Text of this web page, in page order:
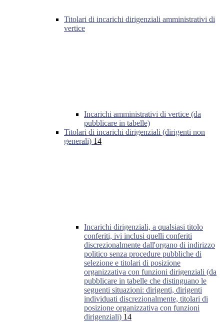
Titolari di incarichi dirigenziali amministrativi di
vertice
Incarichi amministrativi di vertice (da
pubblicare in tabelle)
Titolari di incarichi dirigenziali (dirigenti non
generali) 14
Incarichi dirigenziali, a qualsiasi titolo
conferiti, ivi inclusi quelli conferiti
discrezionalmente dall'organo di indirizzo
politico senza procedure pubbliche di
selezione e titolari di posizione
organizzativa con funzioni dirigenziali (da
pubblicare in tabelle che distinguano le
seguenti situazioni: dirigenti, dirigenti
individuati discrezionalmente, titolari di
posizione organizzativa con funzioni
dirigenziali) 14